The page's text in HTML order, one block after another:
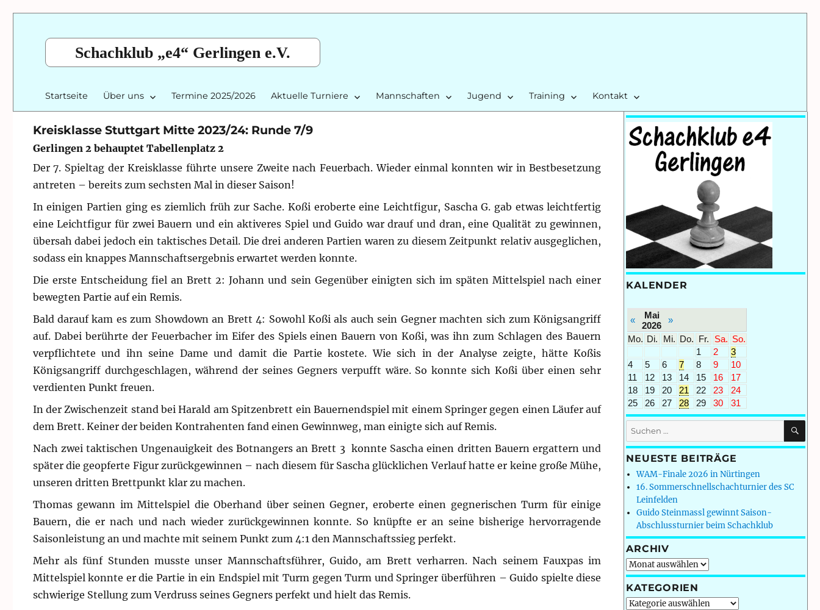
Schachklub „e4“ Gerlingen e.V.
Startseite Über uns Termine 2025/2026 Aktuelle Turniere Mannschaften Jugend Training Kontakt
Kreisklasse Stuttgart Mitte 2023/24: Runde 7/9
Gerlingen 2 behauptet Tabellenplatz 2
Der 7. Spieltag der Kreisklasse führte unsere Zweite nach Feuerbach. Wieder einmal konnten wir in Bestbesetzung
antreten – bereits zum sechsten Mal in dieser Saison!
In einigen Partien ging es ziemlich früh zur Sache. Koßi eroberte eine Leichtfigur, Sascha G. gab etwas leichtfertig
eine Leichtfigur für zwei Bauern und ein aktiveres Spiel und Guido war drauf und dran, eine Qualität zu gewinnen,
übersah dabei jedoch ein taktisches Detail. Die drei anderen Partien waren zu diesem Zeitpunkt relativ ausgeglichen,
sodass ein knappes Mannschaftsergebnis erwartet werden konnte.
Die erste Entscheidung fiel an Brett 2: Johann und sein Gegenüber einigten sich im späten Mittelspiel nach einer
bewegten Partie auf ein Remis.
Bald darauf kam es zum Showdown an Brett 4: Sowohl Koßi als auch sein Gegner machten sich zum Königsangriff
auf. Dabei berührte der Feuerbacher im Eifer des Spiels einen Bauern von Koßi, was ihn zum Schlagen des Bauern
verpflichtete und ihn seine Dame und damit die Partie kostete. Wie sich in der Analyse zeigte, hätte Koßis
Königsangriff durchgeschlagen, während der seines Gegners verpufft wäre. So konnte sich Koßi über einen sehr
verdienten Punkt freuen.
In der Zwischenzeit stand bei Harald am Spitzenbrett ein Bauernendspiel mit einem Springer gegen einen Läufer auf
dem Brett. Keiner der beiden Kontrahenten fand einen Gewinnweg, man einigte sich auf Remis.
Nach zwei taktischen Ungenauigkeit des Botnangers an Brett 3 konnte Sascha einen dritten Bauern ergattern und
später die geopferte Figur zurückgewinnen – nach diesem für Sascha glücklichen Verlauf hatte er keine große Mühe,
unseren dritten Brettpunkt klar zu machen.
Thomas gewann im Mittelspiel die Oberhand über seinen Gegner, eroberte einen gegnerischen Turm für einige
Bauern, die er nach und nach wieder zurückgewinnen konnte. So knüpfte er an seine bisherige hervorragende
Saisonleistung an und machte mit seinem Punkt zum 4:1 den Mannschaftssieg perfekt.
Mehr als fünf Stunden musste unser Mannschaftsführer, Guido, am Brett verharren. Nach seinem Fauxpas im
Mittelspiel konnte er die Partie in ein Endspiel mit Turm gegen Turm und Springer überführen – Guido spielte diese
schwierige Stellung zum Verdruss seines Gegners perfekt und hielt das Remis.
KALENDER
«
Mai
2026
»
Mo. Di. Mi. Do. Fr. Sa. So.
1
2
3
4
5 6 7 8 9
10
11
12 13 14 15 16
17
18
19 20 21 22 23
24
25
26 27 28 29 30 31
Suchen
nach:
NEUESTE BEITRÄGE
WAM-Finale 2026 in Nürtingen
16. Sommerschnellschachturnier des SC
Leinfelden
Guido Steinmassl gewinnt Saison-
Abschlussturnier beim Schachklub
ARCHIV
Archiv
KATEGORIEN
Kategorien